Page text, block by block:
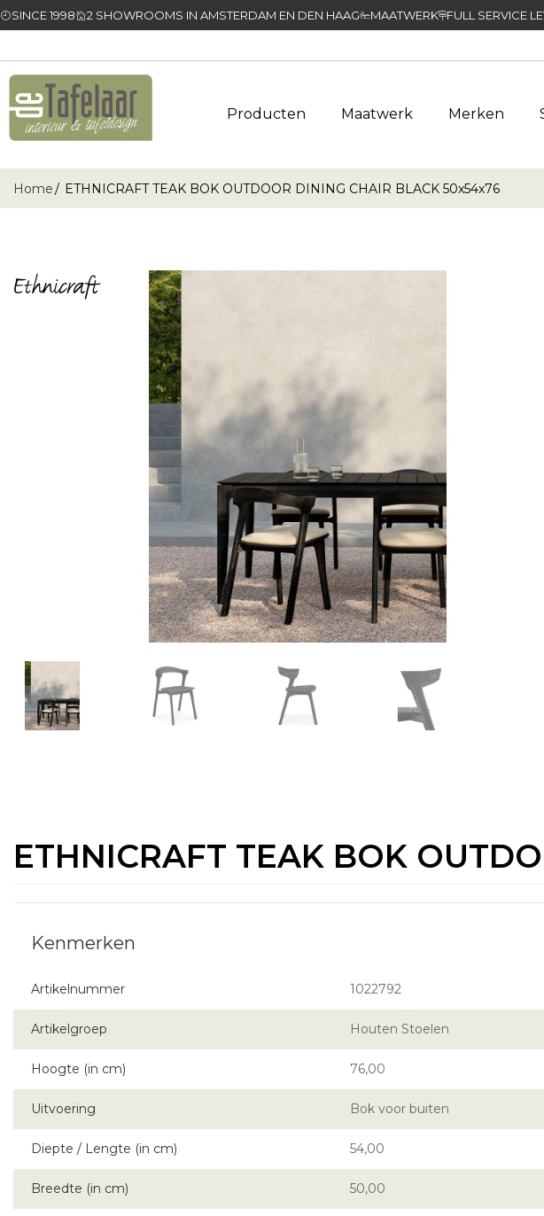
SINCE 1998 2 SHOWROOMS IN AMSTERDAM EN DEN HAAG MAATWERK FULL SERVICE
Producten Maatwerk Merken
Home ETHNICRAFT TEAK BOK OUTDOOR DINING CHAIR BLACK 50x54x76
ETHNICRAFT TEAK BOK
Artikelnummer 1022792
Artikelgroep Houten Stoelen
Hoogte (in cm) 76,00
Uitvoering Bok voor buiten
Diepte / Lengte (in cm) 54,00
Breedte (in cm) 50,00